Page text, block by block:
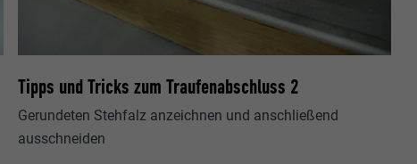
Tipps und Tricks zum Traufenabschluss 2
Gerundeten Stehfalz anzeichnen und anschließend
ausschneiden